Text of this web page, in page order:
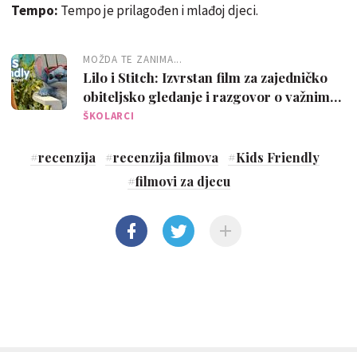
Tempo: Tempo je prilagođen i mlađoj djeci.
MOŽDA TE ZANIMA...
Lilo i Stitch: Izvrstan film za zajedničko
obiteljsko gledanje i razgovor o važnim
temama
ŠKOLARCI
#recenzija #recenzija filmova #Kids Friendly
#filmovi za djecu